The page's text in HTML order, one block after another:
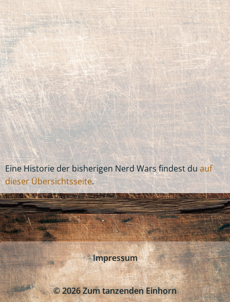
Eine Historie der bisherigen Nerd Wars findest du auf
dieser Übersichtsseite.
Impressum
© 2026 Zum tanzenden Einhorn